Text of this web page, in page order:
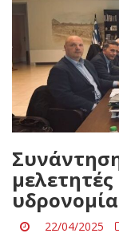
22/04/2025